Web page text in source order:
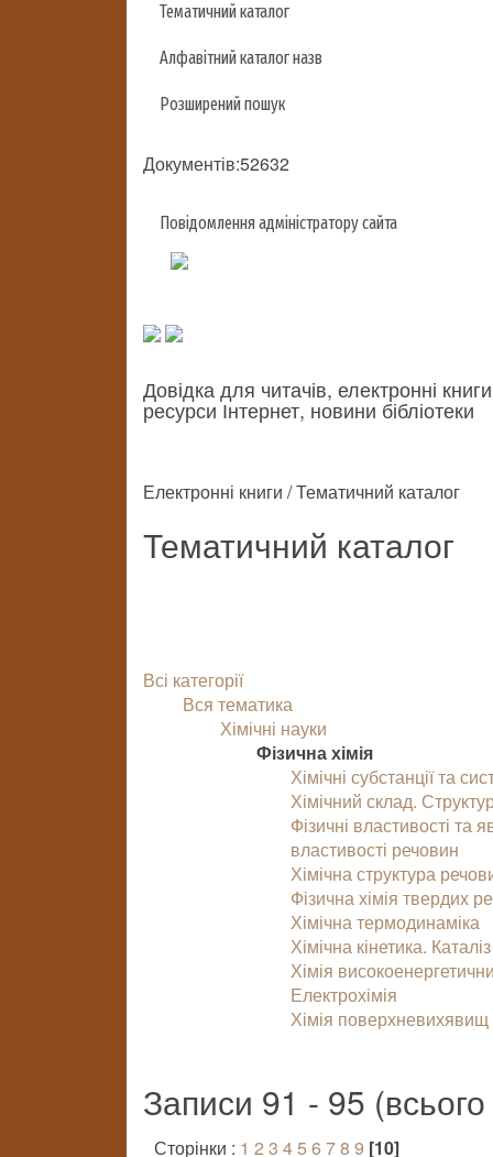
Тематичний каталог
Алфавітний каталог назв
Розширений пошук
Документів:52632
Повідомлення адміністратору сайта
Довідка для читачів, електронні
ресурси Інтернет, новини бібліотеки
Електронні книги / Тематичний каталог
Тематичний каталог
Всі категорії
Вся тематика
Хімічні науки
Фізична хімія
Хімічні субстанції та
Хімічний склад.
Фізичні властивості
властивості речовин
Хімічна структура
Фізична хімія твердих
Хімічна термодинаміка
Хімічна кінетика. Каталіз
Хімія
Електрохімія
Хімія поверхневихявищ
Записи 91 - 95
Сторінки : 1 2 3 45 6 78 9 [10]